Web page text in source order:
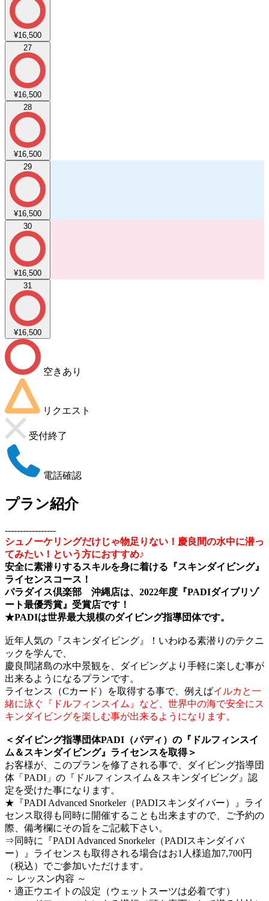
¥16,500
27
¥16,500
28
¥16,500
29
¥16,500
30
¥16,500
31
¥16,500
空きあり
リクエスト
受付終了
電話確認
プラン紹介
-----------------
シュノーケリングだけじゃ物足りない！慶良間の水中に潜っ
てみたい！という方におすすめ♪
安全に素潜りするスキルを身に着ける『スキンダイビング』
ライセンスコース！
パラダイス倶楽部 沖縄店は、2022年度『PADIダイブリゾ
ート最優秀賞』受賞店です！
★PADIは世界最大規模のダイビング指導団体です。
近年人気の『スキンダイビング』！いわゆる素潜りのテクニ
ックを学んで、
慶良間諸島の水中景観を、ダイビングより手軽に楽しむ事が
出来るようになるプランです。
ライセンス（Cカード）を取得する事で、例えばイルカと一
緒に泳ぐ『ドルフィンスイム』など、世界中の海で安全にス
キンダイビングを楽しむ事が出来るようになります。
＜ダイビング指導団体PADI（パディ）の『ドルフィンスイ
ム＆スキンダイビング』ライセンスを取得＞
お客様が、このプランを修了される事で、ダイビング指導団
体「PADI」の『ドルフィンスイム＆スキンダイビング』認
定を受けた事になります。
★『PADI Advanced Snorkeler（PADIスキンダイバー）』ライ
センス取得も同時に開催することも出来ますので、ご予約の
際、備考欄にその旨をご記載下さい。
⇒同時に『PADI Advanced Snorkeler（PADIスキンダイバ
ー）』ライセンスも取得される場合はお1人様追加7,700円
（税込）でご参加いただけます。
～ レッスン内容 ～
・適正ウエイトの設定（ウェットスーツは必着です）